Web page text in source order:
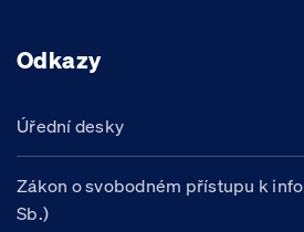
Odkazy
Úřední desky
Zákon o svobodném přístupu k
Sb.)